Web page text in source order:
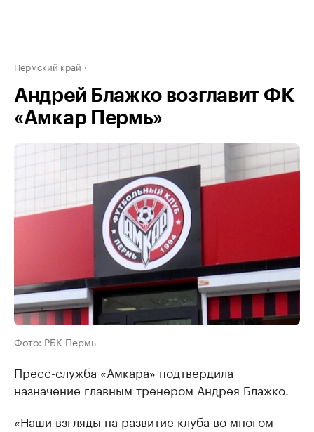
Пермский край
Андрей Блажко возглавит ФК
«Амкар Пермь»
Фото: РБК Пермь
Пресс-служба «Амкара» подтвердила
назначение главным тренером Андрея Блажко.
«Наши взгляды на развитие клуба во многом